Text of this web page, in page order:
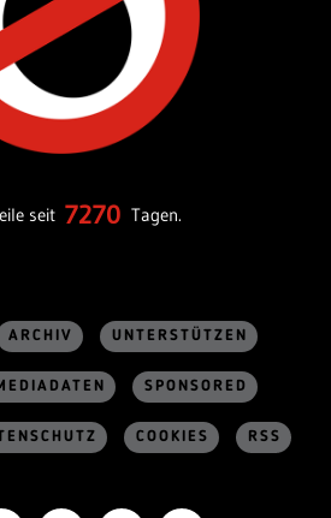
seit 7270 Tagen.
ARCHIV UNTERSTÜTZEN
SPONSORED
COOKIES RSS